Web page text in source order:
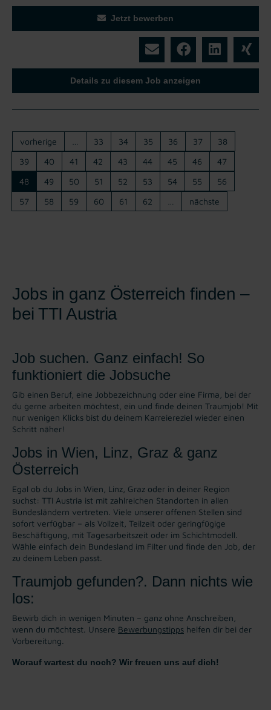
Jetzt bewerben
Details zu diesem Job anzeigen
vorherige 33 34 35 36 37
38
39
40 41 42 43 44 45 46
47
48
49 50 51 52 53 54 55
56
57
58 59 60 61 62 nächste
Jobs in ganz Österreich finden –
bei TTI Austria
Job suchen. Ganz einfach! So
funktioniert die Jobsuche
Gib einen Beruf, eine Jobbezeichnung oder eine Firma, bei der
du gerne arbeiten möchtest, ein und finde deinen Traumjob! Mit
nur wenigen Klicks bist du deinem Karreiereziel wieder einen
Schritt näher!
Jobs in Wien, Linz, Graz & ganz
Österreich
Egal ob du Jobs in Wien, Linz, Graz oder in deiner Region
suchst: TTI Austria ist mit zahlreichen Standorten in allen
Bundesländern vertreten. Viele unserer offenen Stellen sind
sofort verfügbar – als Vollzeit, Teilzeit oder geringfügige
Beschäftigung, mit Tagesarbeitszeit oder im Schichtmodell.
Wähle einfach dein Bundesland im Filter und finde den Job, der
zu deinem Leben passt.
Traumjob gefunden?. Dann nichts wie
los:
Bewirb dich in wenigen Minuten – ganz ohne Anschreiben,
wenn du möchtest. Unsere Bewerbungstipps helfen dir bei der
Vorbereitung.
Worauf wartest du noch? Wir freuen uns auf dich!